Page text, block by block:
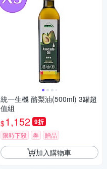
統一生機 酪梨油(500ml) 3罐超
值組
$1,152 9折
限時下殺 券 贈品
加入購物車